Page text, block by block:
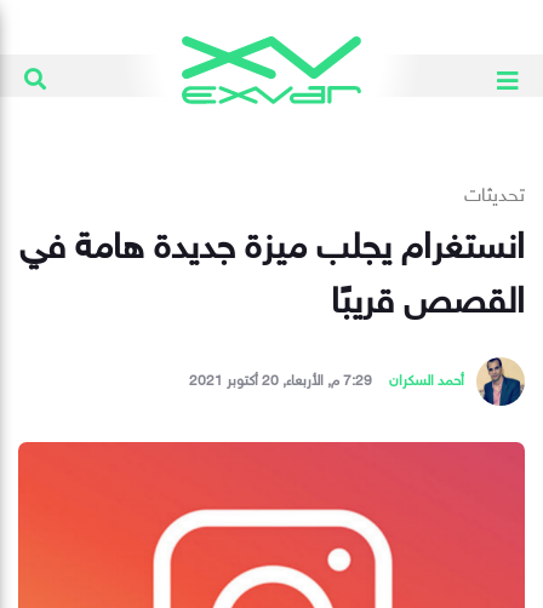
تحديثات
انستغرام يجلب ميزة جديدة هامة في
القصص قريبًا
أحمد السكران 7:29 م, الأربعاء, 20 أكتوبر 2021